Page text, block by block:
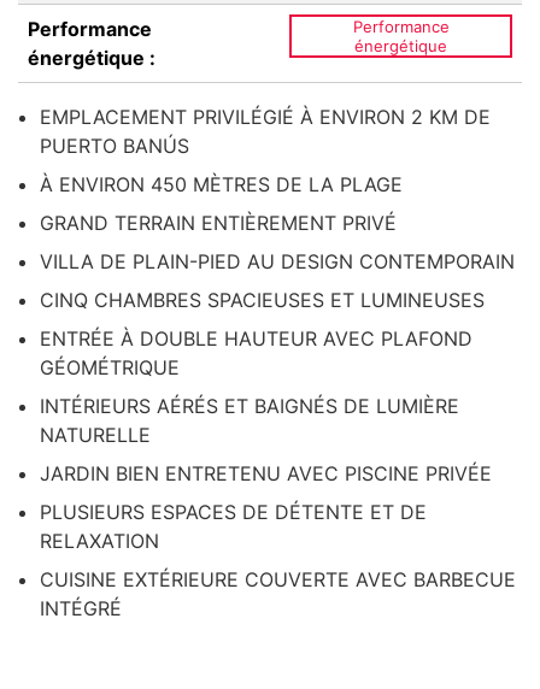
Performance
énergétique :
Performance
énergétique
EMPLACEMENT PRIVILÉGIÉ À ENVIRON 2 KM DE
PUERTO BANÚS
À ENVIRON 450 MÈTRES DE LA PLAGE
GRAND TERRAIN ENTIÈREMENT PRIVÉ
VILLA DE PLAIN-PIED AU DESIGN CONTEMPORAIN
CINQ CHAMBRES SPACIEUSES ET LUMINEUSES
ENTRÉE À DOUBLE HAUTEUR AVEC PLAFOND
GÉOMÉTRIQUE
INTÉRIEURS AÉRÉS ET BAIGNÉS DE LUMIÈRE
NATURELLE
JARDIN BIEN ENTRETENU AVEC PISCINE PRIVÉE
PLUSIEURS ESPACES DE DÉTENTE ET DE
RELAXATION
CUISINE EXTÉRIEURE COUVERTE AVEC BARBECUE
INTÉGRÉ